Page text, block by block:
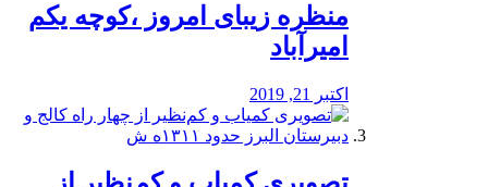
منظره‌‌ زیبای امروز ،کوچه یکم
امیرآباد
اکتبر 21, 2019